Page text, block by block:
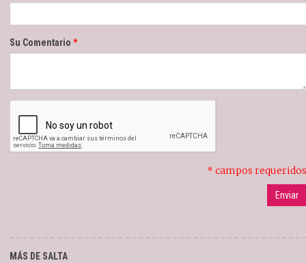
Su Comentario
* campos requeridos
MÁS DE SALTA